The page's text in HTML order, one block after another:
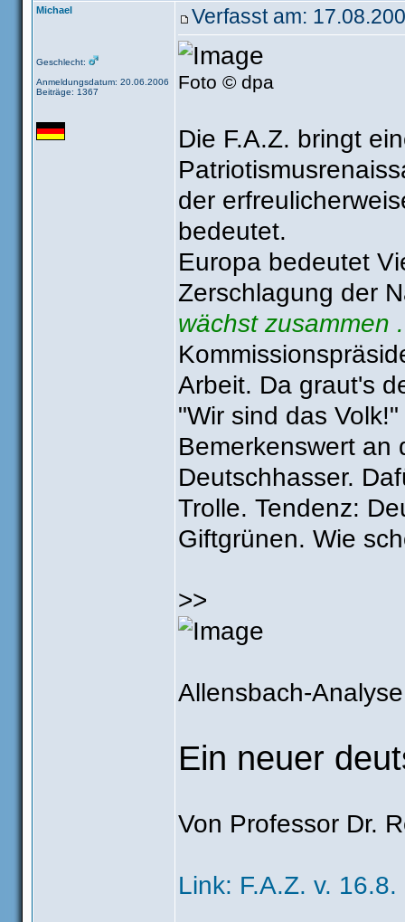
Michael
Geschlecht:
Anmeldungsdatum: 20.06.2006
Beiträge: 1367
Verfasst am:
Foto © dpa
Die F.A.Z. bringt
der
bedeutet.
Europa bedeutet
Zerschlagung der
wächst zusammen
Arbeit. Da graut's
"Wir sind das Volk!"
Bemerkenswert an
Deutschhasser.
Trolle. Tendenz:
Giftgrünen. Wie
>>
Allensbach-Analyse
Ein neuer
Von Professor Dr.
Link: F.A.Z. v. 16.8.